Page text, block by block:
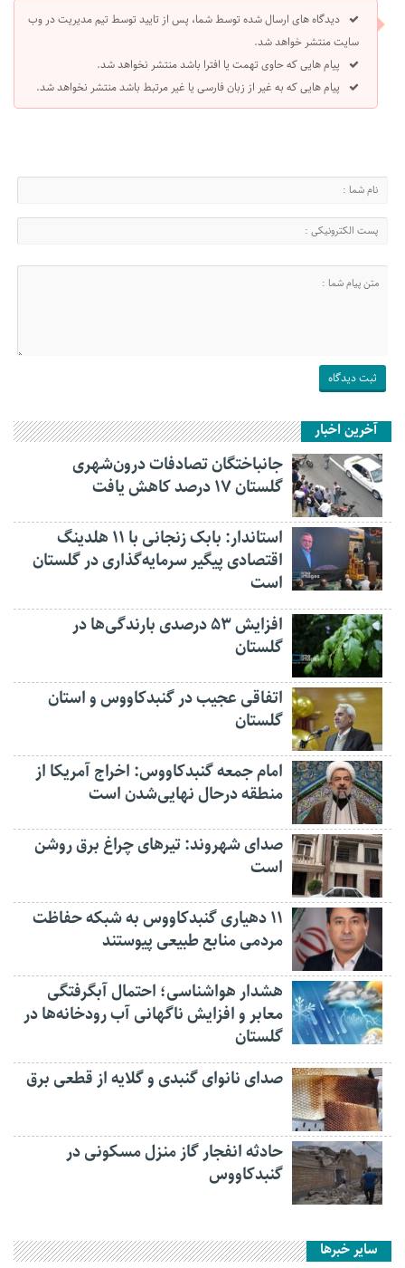
دیدگاه های ارسال شده توسط شما، پس از تایید توسط تیم مدیریت در وب
سایت منتشر خواهد شد.
پیام هایی که حاوی تهمت یا افترا باشد منتشر نخواهد شد.
پیام هایی که به غیر از زبان فارسی یا غیر مرتبط باشد منتشر نخواهد شد.
آخرین اخبار
جانباختگان تصادفات درون‌شهری
گلستان ۱۷ درصد کاهش یافت
استاندار: بابک زنجانی با ۱۱ هلدینگ
اقتصادی پیگیر سرمایه‌گذاری در گلستان
است
افزایش ۵۳ درصدی بارندگی‌ها در
گلستان
اتفاقی عجیب در‌ گنبدکاووس و استان
گلستان
امام جمعه گنبدکاووس: اخراج آمریکا از
منطقه درحال نهایی‌شدن است
صدای شهروند: تیرهای چراغ برق روشن
است
۱۱ دهیاری گنبدکاووس به شبکه حفاظت
مردمی منابع طبیعی پیوستند
هشدار هواشناسی؛ احتمال آبگرفتگی
معابر و افزایش ناگهانی آب رودخانه‌ها در
گلستان
صدای نانوای گنبدی و گلایه از قطعی برق
حادثه انفجار گاز منزل مسکونی در
گنبدکاووس
سایر خبرها